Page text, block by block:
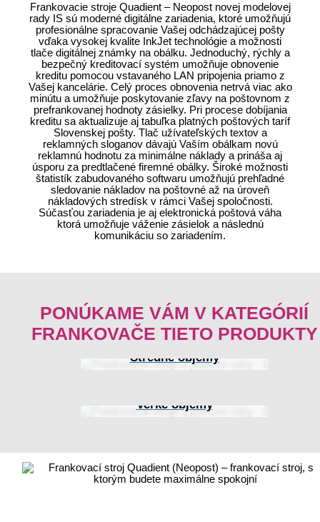
Frankovacie stroje Quadient – Neopost novej modelovej
rady IS sú moderné digitálne zariadenia, ktoré umožňujú
profesionálne spracovanie Vašej odchádzajúcej pošty
vďaka vysokej kvalite InkJet technológie a možnosti
tlače digitálnej známky na obálku. Jednoduchý, rýchly a
bezpečný kreditovací systém umožňuje obnovenie
kreditu pomocou vstavaného LAN pripojenia priamo z
Vašej kancelárie. Celý proces obnovenia netrvá viac ako
minútu a umožňuje poskytovanie zľavy na poštovnom z
prefrankovanej hodnoty zásielky. Pri procese dobíjania
kreditu sa aktualizuje aj tabuľka platných poštových taríf
Slovenskej pošty. Tlač užívateľských textov a
reklamných sloganov dávajú Vaším obálkam novú
reklamnú hodnotu za minimálne náklady a prináša aj
úsporu za predtlačené firemné obálky. Široké možnosti
štatistík zabudovaného softwaru umožňujú prehľadné
sledovanie nákladov na poštovné až na úroveň
nákladových stredísk v rámci Vašej spoločnosti.
Súčasťou zariadenia je aj elektronická poštová váha
ktorá umožňuje váženie zásielok a následnú
komunikáciu so zariadením.
PONÚKAME VÁM V KATEGÓRIÍ
FRANKOVAČE TIETO PRODUKTY
Stredné objemy
Veľké objemy